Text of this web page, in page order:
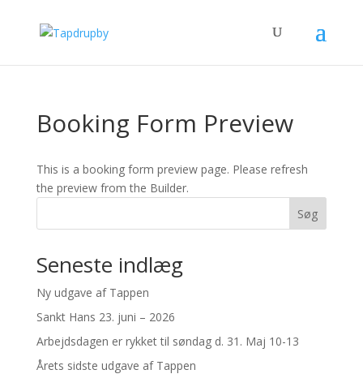
Booking Form Preview
This is a booking form preview page. Please refresh
the preview from the Builder.
Søg
Seneste indlæg
Ny udgave af Tappen
Sankt Hans 23. juni – 2026
Arbejdsdagen er rykket til søndag d. 31. Maj 10-13
Årets sidste udgave af Tappen